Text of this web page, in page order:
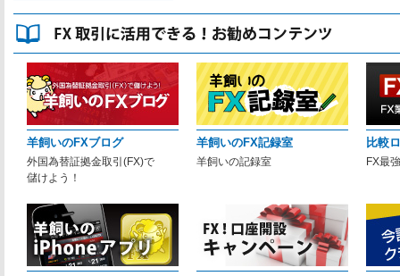
羊飼いのFXブログ
外国為替証拠金取引(FX)で
儲けよう！
羊飼いのFX記録室
羊飼いの記録室
比較
FX最